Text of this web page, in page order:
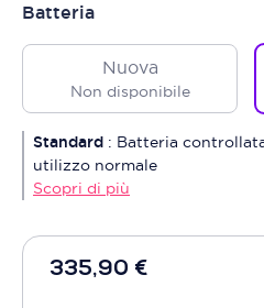
335,90 €
Batteria
Nuova
Non disponibile
Standard : Batteria
utilizzo normale
Scopri di più